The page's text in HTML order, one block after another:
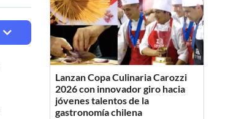
Lanzan Copa Culinaria Carozzi
2026 con innovador giro hacia
jóvenes talentos de la
gastronomía chilena